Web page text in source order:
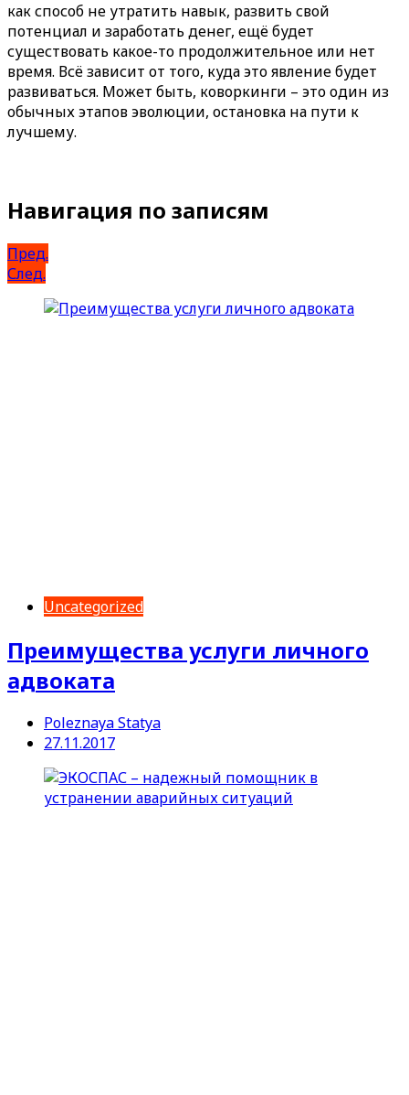
как способ не утратить навык, развить свой
потенциал и заработать денег, ещё будет
существовать какое-то продолжительное или нет
время. Всё зависит от того, куда это явление будет
развиваться. Может быть, коворкинги – это один из
обычных этапов эволюции, остановка на пути к
лучшему.
Навигация по записям
Пред.
След.
Uncategorized
Преимущества услуги личного
адвоката
Poleznaya Statya
27.11.2017